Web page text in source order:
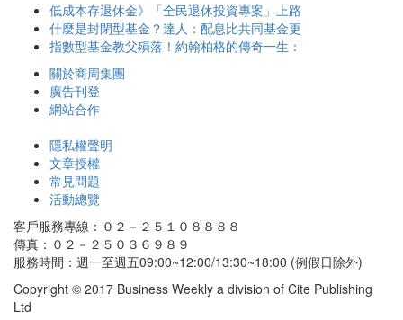
低成本存退休金》「全民退休投資專案」上路
什麼是封閉型基金？達人：配息比共同基金更
指數型基金教父殞落！約翰柏格的傳奇一生：
關於商周集團
廣告刊登
網站合作
隱私權聲明
文章授權
常見問題
活動總覽
客戶服務專線：０２－２５１０８８８８
傳真：０２－２５０３６９８９
服務時間：週一至週五09:00~12:00/13:30~18:00 (例假日除外)
Copyright © 2017 Business Weekly a division of Cite Publishing
Ltd